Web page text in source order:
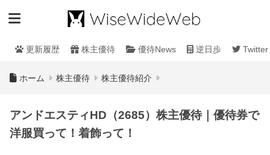
更新履歴 株主優待 優待News 逆日歩 Twitter
ホーム 株主優待 株主優待紹介
アンドエスティHD（2685）株主優待｜優待券で
洋服買って！着飾って！